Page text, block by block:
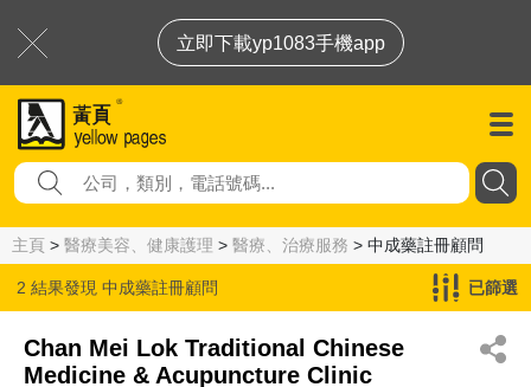
立即下載yp1083手機app
主頁 > 醫療美容、健康護理 > 醫療、治療服務 > 中成藥註冊顧問
2 結果發現 中成藥註冊顧問 已篩選
Chan Mei Lok Traditional Chinese
Medicine & Acupuncture Clinic